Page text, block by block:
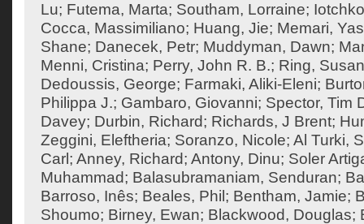
Lu; Futema, Marta; Southam, Lorraine;
Cocca, Massimiliano; Huang, Jie; Memari,
Shane; Danecek, Petr; Muddyman, Dawn;
Menni, Cristina; Perry, John R. B.; Ring,
Dedoussis, George; Farmaki, Aliki-Eleni;
Philippa J.; Gambaro, Giovanni; Spector, Tim
Davey; Durbin, Richard; Richards, J Brent;
Zeggini, Eleftheria; Soranzo, Nicole; Al Turki,
Carl ; Anney, Richard; Antony, Dinu; Soler
Muhammad; Balasubramaniam, Senduran;
Barroso, Inês; Beales, Phil ; Bentham, Jamie;
Shoumo; Birney, Ewan; Blackwood, Douglas;